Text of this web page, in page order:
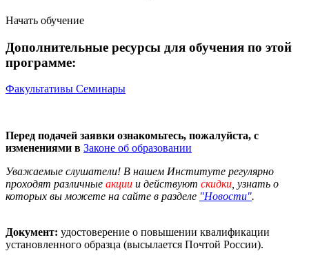
Начать обучение
Дополнительные ресурсы для обучения по этой
программе:
Факультативы Семинары
Перед подачей заявки ознакомьтесь, пожалуйста, с
изменениями в Законе об образовании
Уважаемые слушатели! В нашем Институте регулярно
проходят различные акции и действуют скидки , узнать о
которых вы можете на сайте в разделе "Новости".
Документ: удостоверение о повышении квалификации
установленного образца (высылается Почтой России).